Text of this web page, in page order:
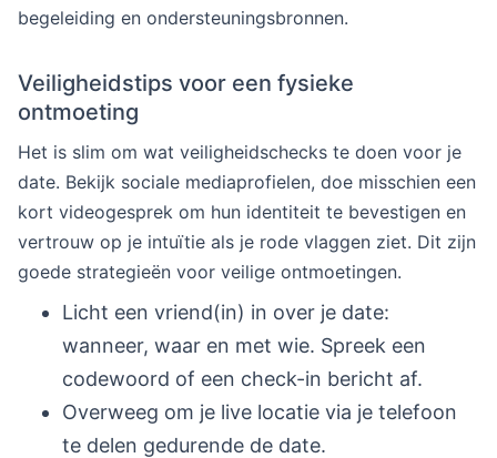
begeleiding en ondersteuningsbronnen.
Veiligheidstips voor een fysieke
ontmoeting
Het is slim om wat veiligheidschecks te doen voor je
date. Bekijk sociale mediaprofielen, doe misschien een
kort videogesprek om hun identiteit te bevestigen en
vertrouw op je intuïtie als je rode vlaggen ziet. Dit zijn
goede strategieën voor veilige ontmoetingen.
Licht een vriend(in) in over je date:
wanneer, waar en met wie. Spreek een
codewoord of een check-in bericht af.
Overweeg om je live locatie via je telefoon
te delen gedurende de date.